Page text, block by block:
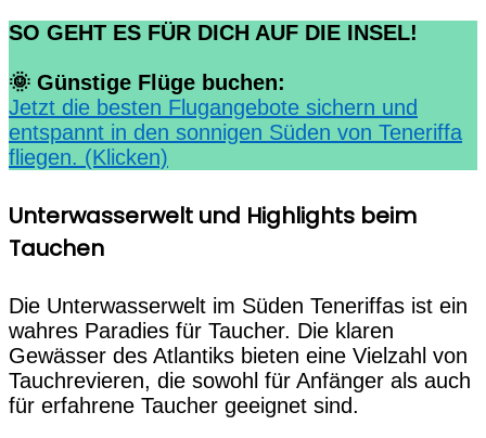
SO GEHT ES FÜR DICH AUF DIE INSEL!
🌞 Günstige Flüge buchen:
Jetzt die besten Flugangebote sichern und
entspannt in den sonnigen Süden von Teneriffa
fliegen. (Klicken)
Unterwasserwelt und Highlights beim
Tauchen
Die Unterwasserwelt im Süden Teneriffas ist ein
wahres Paradies für Taucher. Die klaren
Gewässer des Atlantiks bieten eine Vielzahl von
Tauchrevieren, die sowohl für Anfänger als auch
für erfahrene Taucher geeignet sind.